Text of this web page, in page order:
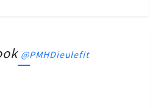
@PMHDieulefit